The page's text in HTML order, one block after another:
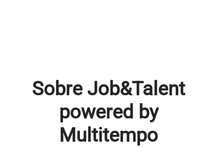
Sobre Job&Talent
powered by
Multitempo